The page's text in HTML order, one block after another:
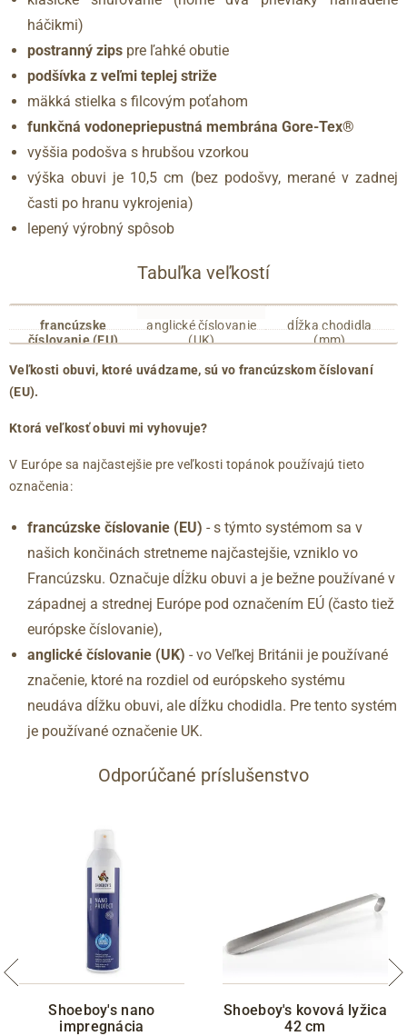
háčikmi)
postranný zips pre ľahké obutie
podšívka z veľmi teplej striže
mäkká stielka s filcovým poťahom
funkčná vodonepriepustná membrána Gore-Tex®
vyššia podošva s hrubšou vzorkou
výška obuvi je 10,5 cm (bez podošvy, merané v zadnej
časti po hranu vykrojenia)
lepený výrobný spôsob
Tabuľka veľkostí
francúzske
číslovanie (EU)
35
36
37
38
38.5
39
42.5
43
44
45
46
anglické číslovanie
(UK)
2.5
3
4
5
6
9
9.5
10
11
12.5
dĺžka chodidla
(mm)
215
220
240
265
270
280
285
290
Veľkosti obuvi, ktoré uvádzame, sú vo francúzskom číslovaní
(EU).
Ktorá veľkosť obuvi mi vyhovuje?
V Európe sa najčastejšie pre veľkosti topánok používajú tieto
označenia:
francúzske číslovanie (EU) - s týmto systémom sa v
našich končinách stretneme najčastejšie, vzniklo vo
Francúzsku. Označuje dĺžku obuvi a je bežne používané v
západnej a strednej Európe pod označením EÚ (často tiež
európske číslovanie),
anglické číslovanie (UK) - vo Veľkej Británii je používané
značenie, ktoré na rozdiel od európskeho systému
neudáva dĺžku obuvi, ale dĺžku chodidla. Pre tento systém
je používané označenie UK.
Odporúčané príslušenstvo
Shoeboy's nano
impregnácia
Shoeboy's kovová lyžica
42 cm